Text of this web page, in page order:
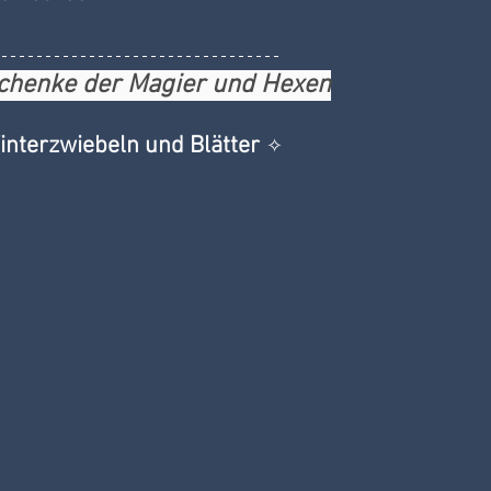
der Magier und Hexen
und Blätter ✧